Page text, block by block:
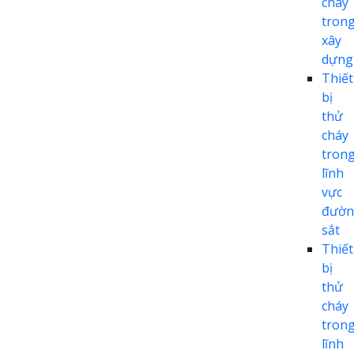
xây
dựng
Thiết
bị
thử
cháy
lĩnh
vực
sắt
Thiết
bị
thử
cháy
lĩnh